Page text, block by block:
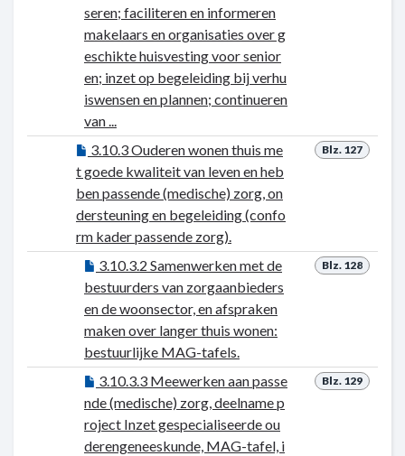
seren; faciliteren en informeren
makelaars en organisaties over g
eschikte huisvesting voor senior
en; inzet op begeleiding bij verhu
iswensen en plannen; continueren
van ...
Blz. 127
3.10.3 Ouderen wonen thuis me
t goede kwaliteit van leven en heb
ben passende (medische) zorg, on
dersteuning en begeleiding (confo
rm kader passende zorg).
Blz. 128
3.10.3.2 Samenwerken met de
bestuurders van zorgaanbieders
en de woonsector, en afspraken
maken over langer thuis wonen:
bestuurlijke MAG-tafels.
Blz. 129
3.10.3.3 Meewerken aan passe
nde (medische) zorg, deelname p
roject Inzet gespecialiseerde ou
derengeneeskunde, MAG-tafel, i